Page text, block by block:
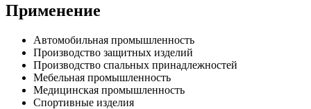
Применение
Автомобильная промышленность
Производство защитных изделий
Производство спальных принадлежностей
Мебельная промышленность
Медицинская промышленность
Спортивные изделия